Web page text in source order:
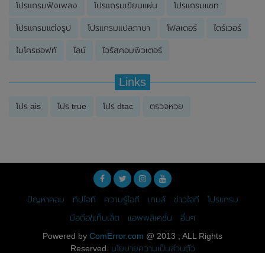
โปรแกรมฟังเพลง โปรแกรมเขียนแผ่น โปรแกรมแชท
โปรแกรมแต่งรูป โปรแกรมแปลภาษา โฟลเดอร์ ไดร์เวอร์
ไมโครซอฟท์ ไลน์ ไวรัสคอมพิวเตอร์
Links
โปร ais โปร true โปร dtac ตรวจหวย
ปัญหาคอม ทิปไอที ความรู้ไอที เกมส์ ข่าวไอที
โปรแกรม
มือถือ/แท็บเล็ต
แอพพลิเคชั่น
อื่นๆ
Powered by ComError.com @ 2013 , ALL Rights
Reserved. นโยบายความเป็นส่วนตัว